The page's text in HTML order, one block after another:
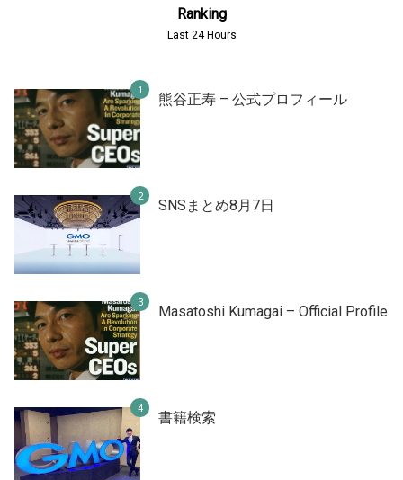
Ranking
Last 24 Hours
熊谷正寿 – 公式プロフィール
SNSまとめ8月7日
Masatoshi Kumagai – Official Profile
書籍検索